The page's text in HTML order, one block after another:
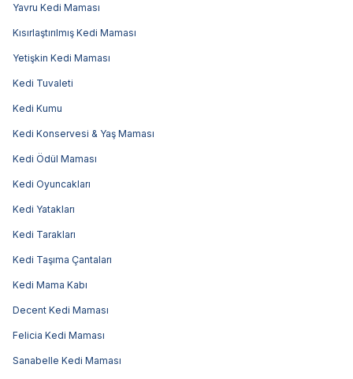
Yavru Kedi Maması
Kısırlaştırılmış Kedi Maması
Yetişkin Kedi Maması
Kedi Tuvaleti
Kedi Kumu
Kedi Konservesi & Yaş Maması
Kedi Ödül Maması
Kedi Oyuncakları
Kedi Yatakları
Kedi Tarakları
Kedi Taşıma Çantaları
Kedi Mama Kabı
Decent Kedi Maması
Felicia Kedi Maması
Sanabelle Kedi Maması